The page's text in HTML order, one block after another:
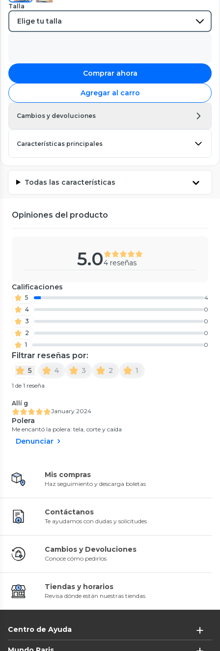
Talla
Comprar ahora
Agregar al carro
Cambios y devoluciones
Características principales
Todas las características
Opiniones del producto
5.04 reseñas
Calificaciones
5
4
4
0
3
0
2
0
1
0
Filtrar reseñas por:
5 4 3 2 1
1 de 1 reseña
Allí g
January 2024
Polera
Me encantó la polera: tela, corte y caída
Denunciar
Mis compras
Haz seguimiento y descarga boletas
Contáctanos
Te ayudamos con dudas y solicitudes
Cambios y Devoluciones
Conoce cómo pedirlos
Tiendas y horarios
Revisa dónde están nuestras tiendas
Centro de Ayuda